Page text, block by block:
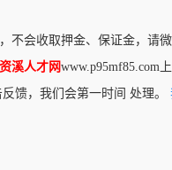
不会收取押金、保证金，请微
资溪人才网www.p95mf85.com
馈，我们会第一时间 处理。